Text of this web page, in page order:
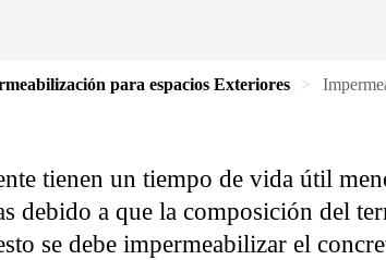
para espacios Exteriores
tienen un tiempo de vida útil
debido a que la composición del
se debe impermeabilizar el